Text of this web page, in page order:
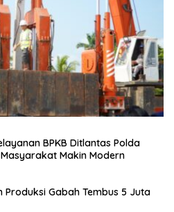
BPKB Ditlantas Polda
Makin Modern
Gabah Tembus 5 Juta